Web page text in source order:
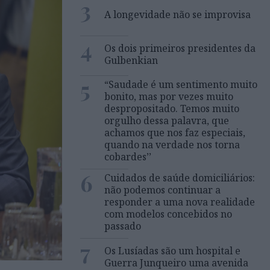
3 A longevidade não se improvisa
4
Os dois primeiros presidentes da
Gulbenkian
5
“Saudade é um sentimento muito
bonito, mas por vezes muito
despropositado. Temos muito
orgulho dessa palavra, que
achamos que nos faz especiais,
quando na verdade nos torna
cobardes’’
6
Cuidados de saúde domiciliários:
não podemos continuar a
responder a uma nova realidade
com modelos concebidos no
passado
7
Os Lusíadas são um hospital e
Guerra Junqueiro uma avenida